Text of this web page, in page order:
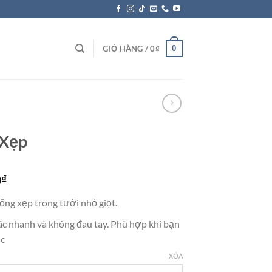
GIỎ HÀNG /0₫ 0
₫
xẹp trong tưới nhỏ giọt.
nhanh và không đau tay. Phù hợp khi bạn
XÓA